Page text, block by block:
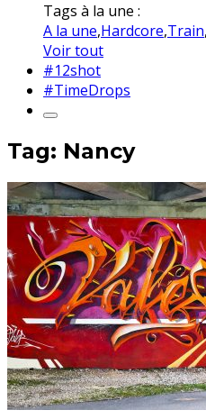
Tags à la une :
A la une,Hardcore,Train,
Voir tout
#12shot
#TimeDrops
Tag: Nancy